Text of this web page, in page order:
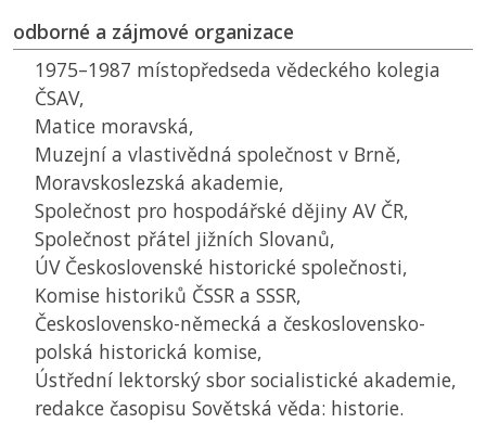
odborné a zájmové organizace
1975–1987 místopředseda vědeckého kolegia
ČSAV,
Matice moravská,
Muzejní a vlastivědná společnost v Brně,
Moravskoslezská akademie,
Společnost pro hospodářské dějiny AV ČR,
Společnost přátel jižních Slovanů,
ÚVČeskoslovenské historické společnosti,
Komise historiků ČSSR a SSSR,
Československo-německá a československo-
polská historická komise,
Ústřední lektorský sbor socialistické akademie,
redakce časopisu Sovětská věda: historie.